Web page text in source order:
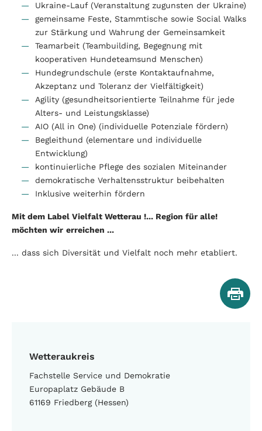
Wetteraukreis
Fachstelle Service und Demokratie
Europaplatz Gebäude B
61169 Friedberg (Hessen)
Ukraine-Lauf (Veranstaltung zugunsten der Ukraine)
gemeinsame Feste, Stammtische sowie Social Walks
zur Stärkung und Wahrung der Gemeinsamkeit
Teamarbeit (Teambuilding, Begegnung mit
kooperativen Hundeteamsund Menschen)
Hundegrundschule (erste Kontaktaufnahme,
Akzeptanz und Toleranz der Vielfältigkeit)
Agility (gesundheitsorientierte Teilnahme für jede
Alters- und Leistungsklasse)
AIO (All in One) (individuelle Potenziale fördern)
Begleithund (elementare und individuelle
Entwicklung)
kontinuierliche Pflege des sozialen Miteinander
demokratische Verhaltensstruktur beibehalten
Inklusive weiterhin fördern
Mit dem Label Vielfalt Wetterau !... Region für alle!
möchten wir erreichen ...
... dass sich Diversität und Vielfalt noch mehr etabliert.